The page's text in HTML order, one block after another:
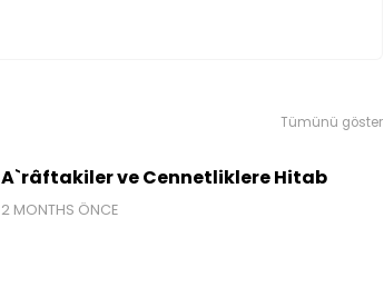
Tümünü göster
A`râftakiler ve Cennetliklere Hitab
2 MONTHS ÖNCE